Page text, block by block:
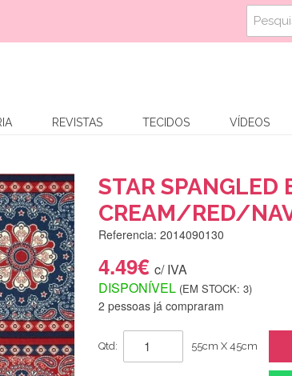
REVISTAS TECIDOS VÍDEOS
STAR SPANGLED
CREAM/RED/
Referencia: 2014090130
4.49€ c/ IVA
DISPONÍVEL (EM STOCK: 3)
2 pessoas já compraram
Qtd: 55cm X 45cm